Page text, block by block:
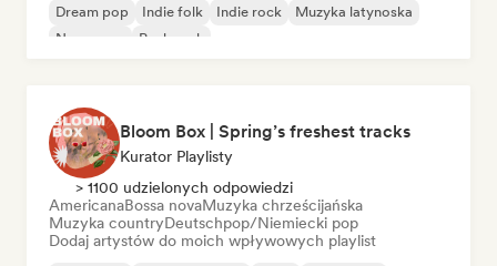
Dream pop
Indie folk Indie rock
Muzyka latynoska
New wave
Punk rock
Bloom Box | Spring’s freshest tracks
Kurator Playlisty
> 1100 udzielonych odpowiedzi
AmericanaBossa novaMuzyka chrześcijańska
Muzyka countryDeutschpop/Niemiecki pop
Dodaj artystów do moich wpływowych playlist